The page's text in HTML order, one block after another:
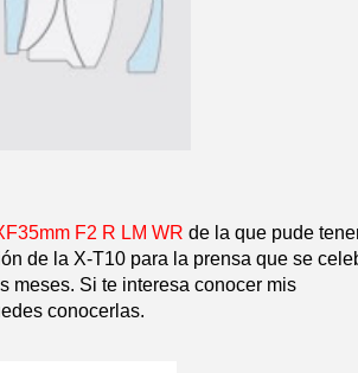
F2 R LM WR de la que pude
de la X-T10 para la prensa que se
meses. Si te interesa conocer mis
conocerlas.